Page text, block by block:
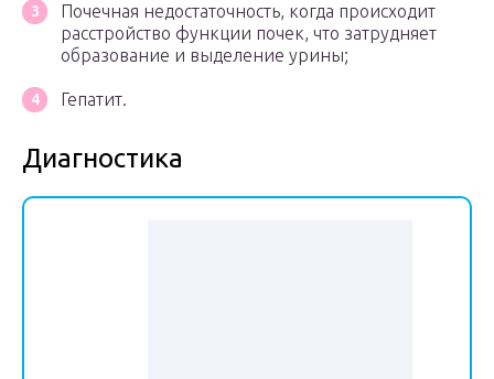
Почечная недостаточность, когда происходит
расстройство функции почек, что затрудняет
образование и выделение урины;
Гепатит.
Диагностика